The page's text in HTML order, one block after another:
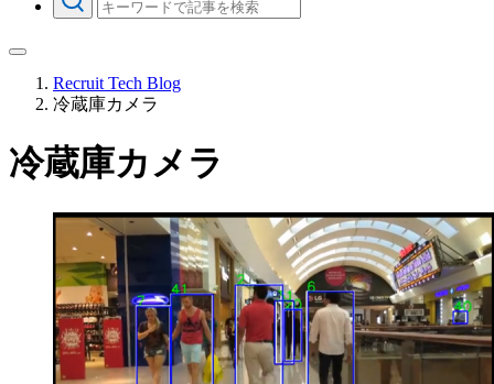
Recruit Tech Blog
冷蔵庫カメラ
冷蔵庫カメラ